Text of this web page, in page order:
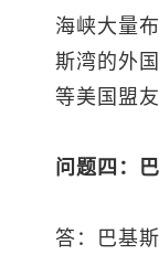
海峡大量
斯湾的外
等美国盟
问题四：
答：巴基